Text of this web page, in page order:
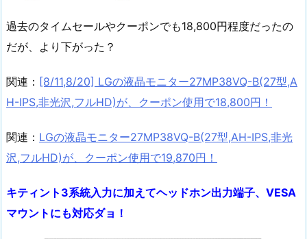
過去のタイムセールやクーポンでも18,800円程度だったの
だが、より下がった？
関連： [8/11,8/20] LGの液晶モニター27MP38VQ-B(27型,A
H-IPS,非光沢,フルHD)が、クーポン使用で18,800円！
関連： LGの液晶モニター27MP38VQ-B(27型,AH-IPS,非光
沢,フルHD)が、クーポン使用で19,870円！
キティント3系統入力に加えてヘッドホン出力端子、VESA
マウントにも対応ダョ！